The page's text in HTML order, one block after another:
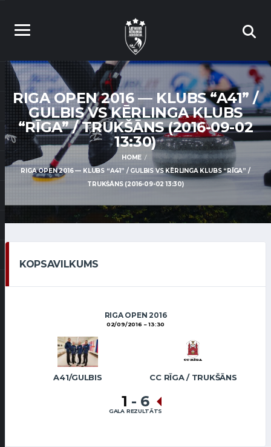
RIGA OPEN 2016 — KLUBS “A41” /
GULBIS VS KĒRLINGA KLUBS
“RĪGA” / TRUKŠĀNS (2016-09-02
13:30)
HOME
RIGA OPEN 2016 — KLUBS “A41” / GULBIS VS KĒRLINGA KLUBS “RĪGA” /
TRUKŠĀNS (2016-09-02 13:30)
KOPSAVILKUMS
RIGA OPEN 2016
02/09/2016 13:30
A41/GULBIS CC RĪGA / TRUKŠĀNS
1 - 6
GALA REZULTĀTS